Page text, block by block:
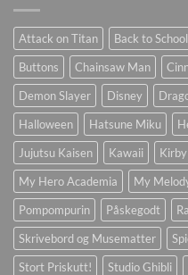
Attack on Titan Back to School
Buttons
Chainsaw Man
Demon Slayer
Disney
Halloween
Hatsune Miku
Jujutsu Kaisen
Kawaii Kirby
My Hero Academia
My
Pompompurin
Påskegodt
Skrivebord og Musematter
Stort Priskutt!
Studio Ghibli